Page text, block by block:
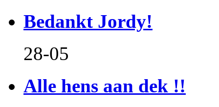
Bedankt Jordy!
28-05
Alle hens aan dek !!